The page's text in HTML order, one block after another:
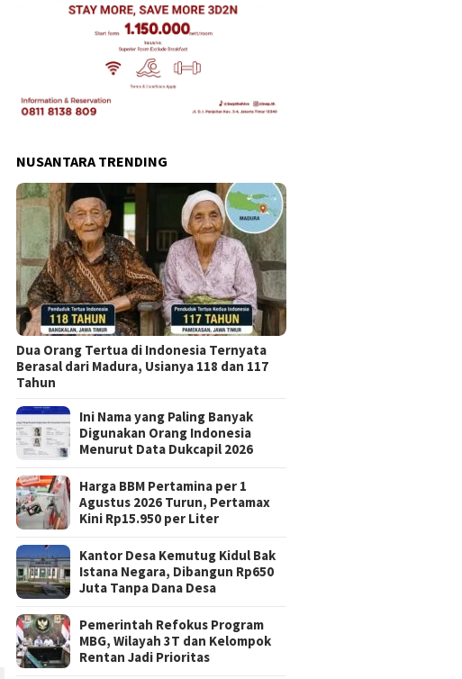
NUSANTARA TRENDING
Dua Orang Tertua di Indonesia Ternyata
Berasal dari Madura, Usianya 118 dan 117
Tahun
Ini Nama yang Paling Banyak
Digunakan Orang Indonesia
Menurut Data Dukcapil 2026
Harga BBM Pertamina per 1
Agustus 2026 Turun, Pertamax
Kini Rp15.950 per Liter
Kantor Desa Kemutug Kidul Bak
Istana Negara, Dibangun Rp650
Juta Tanpa Dana Desa
Pemerintah Refokus Program
MBG, Wilayah 3T dan Kelompok
Rentan Jadi Prioritas